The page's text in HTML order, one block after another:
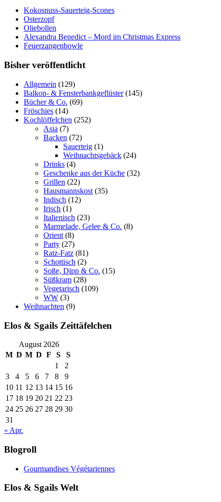
Kokosnuss-Sauerteig-Scones
Osterzopf
Oliebollen
Alexandra Benedict – Mord im Christmas Express
Feuerzangenbowle
Bisher veröffentlicht
Allgemein (129)
Balkon- & Fensterbankgeflüster(145)
Bücher & Co. (69)
Fröschies (14)
Kochlöffelchen (252)
Asia (7)
Backen (72)
Sauerteig (1)
Weihnachtsgebäck (24)
Drinks (4)
Geschenke aus der Küche (32)
Grillen (22)
Hausmannskost (35)
Indisch (12)
Irisch (1)
Italienisch (23)
Marmelade, Gelee & Co. (8)
Orient (8)
Party (27)
Ratz-Fatz (81)
Schottisch (2)
Soße, Dipp & Co. (15)
Süßkram (28)
Vegetarisch (109)
WW (3)
Weihnachten (9)
Elos & Sgails Zeittäfelchen
August 2026
M D M D F S
S
1
2
3
4 5 6 7 8
9
10 11 12 13 14 15 16
17 18 19 20 21 22 23
24 25 26 27 28 29 30
31
« Apr.
Blogroll
Gourmandises Végétariennes
Elos & Sgails Welt